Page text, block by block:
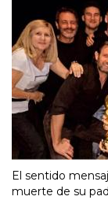
El sentido
muerte de su